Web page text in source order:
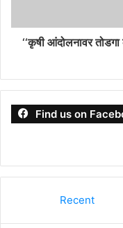
‘‘कृषी आंदोलनावर
Find us on
Recent